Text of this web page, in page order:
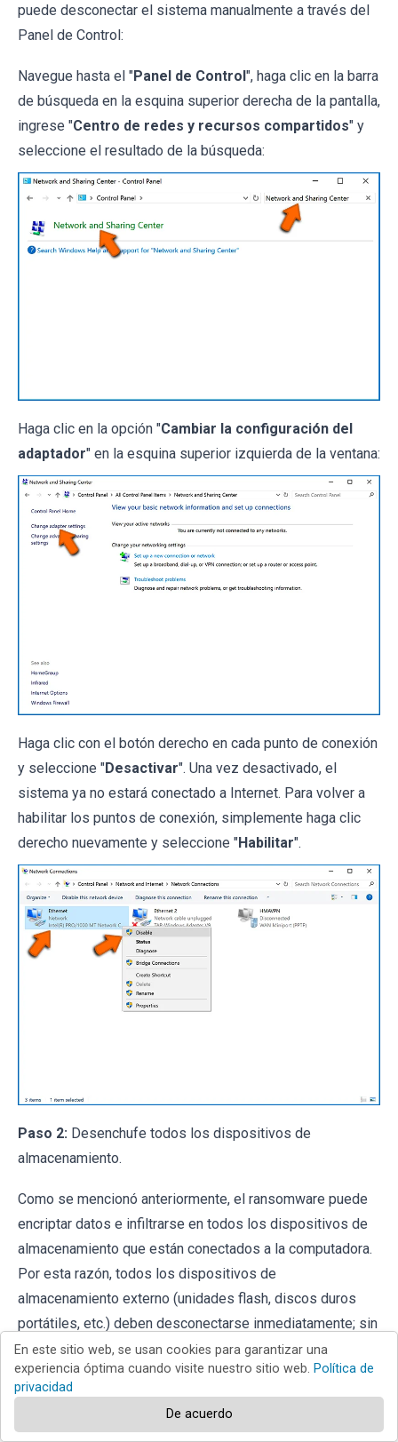
puede desconectar el sistema manualmente a través del
Panel de Control:
Navegue hasta el "Panel de Control", haga clic en la barra
de búsqueda en la esquina superior derecha de la pantalla,
ingrese "Centro de redes y recursos compartidos" y
seleccione el resultado de la búsqueda:
Haga clic en la opción "Cambiar la configuración del
adaptador" en la esquina superior izquierda de la ventana:
Haga clic con el botón derecho en cada punto de conexión
y seleccione "Desactivar". Una vez desactivado, el
sistema ya no estará conectado a Internet. Para volver a
habilitar los puntos de conexión, simplemente haga clic
derecho nuevamente y seleccione "Habilitar".
Paso 2: Desenchufe todos los dispositivos de
almacenamiento.
Como se mencionó anteriormente, el ransomware puede
encriptar datos e infiltrarse en todos los dispositivos de
almacenamiento que están conectados a la computadora.
Por esta razón, todos los dispositivos de
almacenamiento externo (unidades flash, discos duros
portátiles, etc.) deben desconectarse inmediatamente; sin
embargo, le recomendamos encarecidamente que
expulse cada dispositivo antes de desconectarlo para
evitar la corrupción de datos:
En este sitio web, se usan cookies para garantizar una
experiencia óptima cuando visite nuestro sitio web. Política de
privacidad
De acuerdo